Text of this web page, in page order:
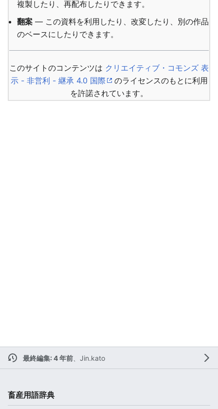
複製したり、再配布したりできます。
翻案 — この資料を利用したり、改変したり、別の作品
のベースにしたりできます。
このサイトのコンテンツは クリエイティブ・コモンズ 表
示 - 非営利 - 継承 4.0 国際
のライセンスのもとに利用
を許諾されています。
最終編集: 4 年前、 Jin.kato
畜産用語辞典